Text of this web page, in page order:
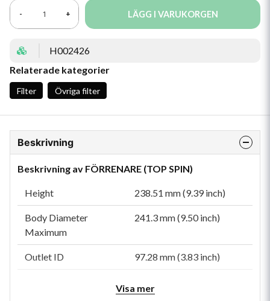
- + LÄGG I VARUKORGEN
H002426
Relaterade kategorier
Filter Övriga filter
Beskrivning
Beskrivning av FÖRRENARE (TOP SPIN)
Height 238.51 mm (9.39 inch)
Body Diameter
Maximum
241.3 mm (9.50 inch)
Outlet ID 97.28 mm (3.83 inch)
Visa mer